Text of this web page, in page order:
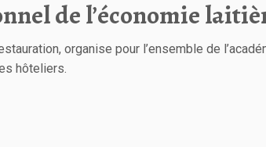
de l’économie
organise pour l’ensemble de
hôteliers.